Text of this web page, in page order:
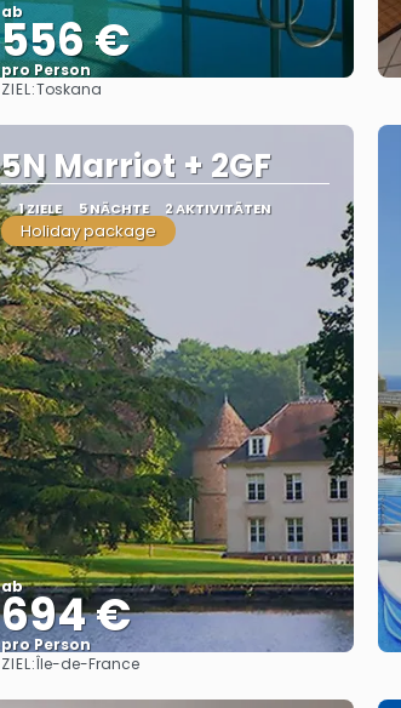
ab
556 €
pro Person
ZIEL:Toskana
5N Marriot + 2GF
1 ZIELE 5 NÄCHTE 2 AKTIVITÄTEN
Holiday package
ab
694 €
pro Person
ZIEL:Île-de-France